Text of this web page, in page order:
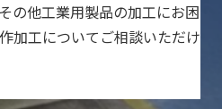
の他工業用製品の加工にお困
加工についてご相談いただけ